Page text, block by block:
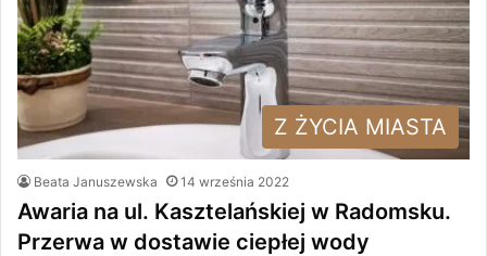
Z ŻYCIA MIASTA
Beata Januszewska 14 września 2022
Awaria na ul. Kasztelańskiej w Radomsku.
Przerwa w dostawie ciepłej wody